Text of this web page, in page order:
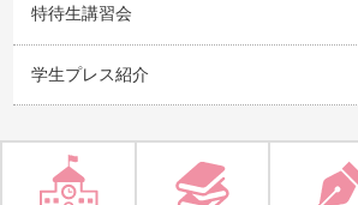
特待生講習会
学生プレス紹介